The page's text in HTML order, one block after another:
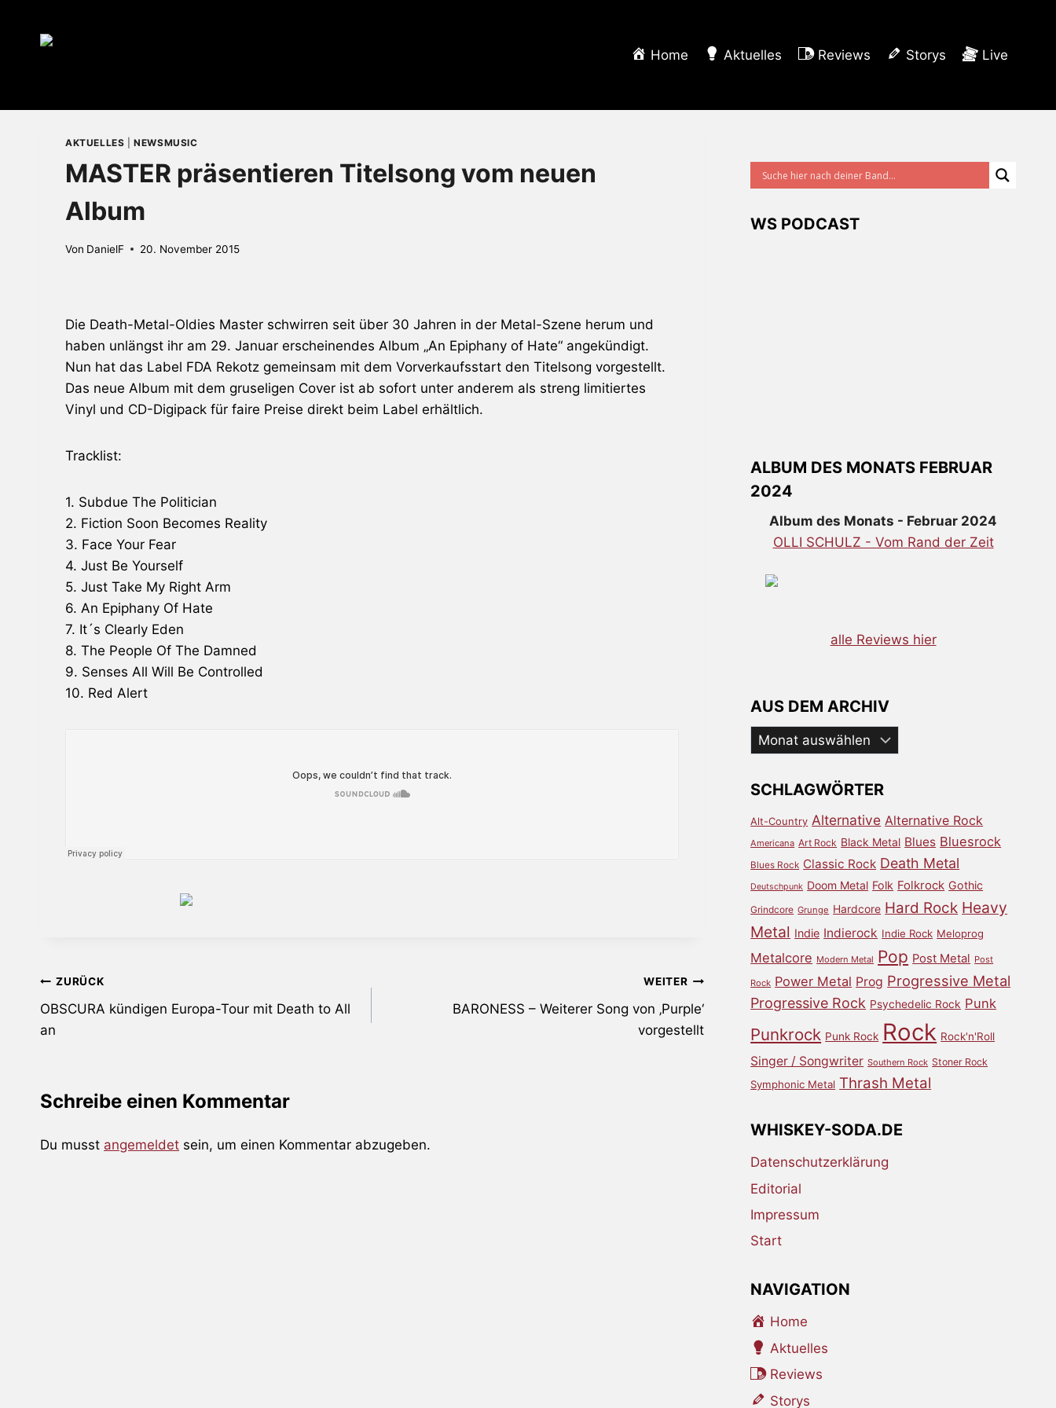
Home Aktuelles Reviews Storys Live
AKTUELLES |NEWSMUSIC
MASTER präsentieren Titelsong vom neuen
Album
Von DanielF 20. November 2015
Die Death-Metal-Oldies Master schwirren seit über 30 Jahren in der Metal-Szene herum und
haben unlängst ihr am 29. Januar erscheinendes Album „An Epiphany of Hate“ angekündigt.
Nun hat das Label FDA Rekotz gemeinsam mit dem Vorverkaufsstart den Titelsong vorgestellt.
Das neue Album mit dem gruseligen Cover ist ab sofort unter anderem als streng limitiertes
Vinyl und CD-Digipack für faire Preise direkt beim Label erhältlich.
Tracklist:
1. Subdue The Politician
2. Fiction Soon Becomes Reality
3. Face Your Fear
4. Just Be Yourself
5. Just Take My Right Arm
6. An Epiphany Of Hate
7. It´s Clearly Eden
8. The People Of The Damned
9. Senses All Will Be Controlled
10. Red Alert
Beitragsnavigation
ZURÜCK
OBSCURA kündigen Europa-Tour mit Death to All
an
WEITER
BARONESS – Weiterer Song von ‚Purple‘
vorgestellt
Schreibe einen Kommentar
Du musst angemeldet sein, um einen Kommentar abzugeben.
WS PODCAST
ALBUM DES MONATS FEBRUAR
2024
Album des Monats - Februar 2024
OLLI SCHULZ - Vom Rand der Zeit
alle Reviews hier
AUS DEM ARCHIV
Aus
dem
SCHLAGWÖRTER
Alt-Country Alternative Alternative Rock
Americana Art Rock Black Metal Blues Bluesrock
Blues Rock Classic Rock Death Metal
Deutschpunk Doom Metal Folk Folkrock Gothic
Grindcore Grunge Hardcore Hard Rock Heavy
Metal Indie Indierock Indie Rock Meloprog
Metalcore Modern Metal Pop Post Metal Post
Rock Power Metal Prog Progressive Metal
Progressive Rock Psychedelic Rock Punk
Punkrock Punk Rock Rock Rock'n'Roll
Singer / Songwriter Southern Rock Stoner Rock
Symphonic Metal Thrash Metal
WHISKEY-SODA.DE
Datenschutzerklärung
Editorial
Impressum
Start
NAVIGATION
Home
Aktuelles
Reviews
Storys